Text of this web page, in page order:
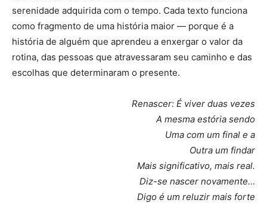
serenidade adquirida com o tempo. Cada texto funciona
como fragmento de uma história maior — porque é a
história de alguém que aprendeu a enxergar o valor da
rotina, das pessoas que atravessaram seu caminho e das
escolhas que determinaram o presente.
Renascer: É viver duas vezes
A mesma estória sendo
Uma com um final e a
Outra um findar
Mais significativo, mais real.
Diz-se nascer novamente…
Digo é um reluzir mais forte